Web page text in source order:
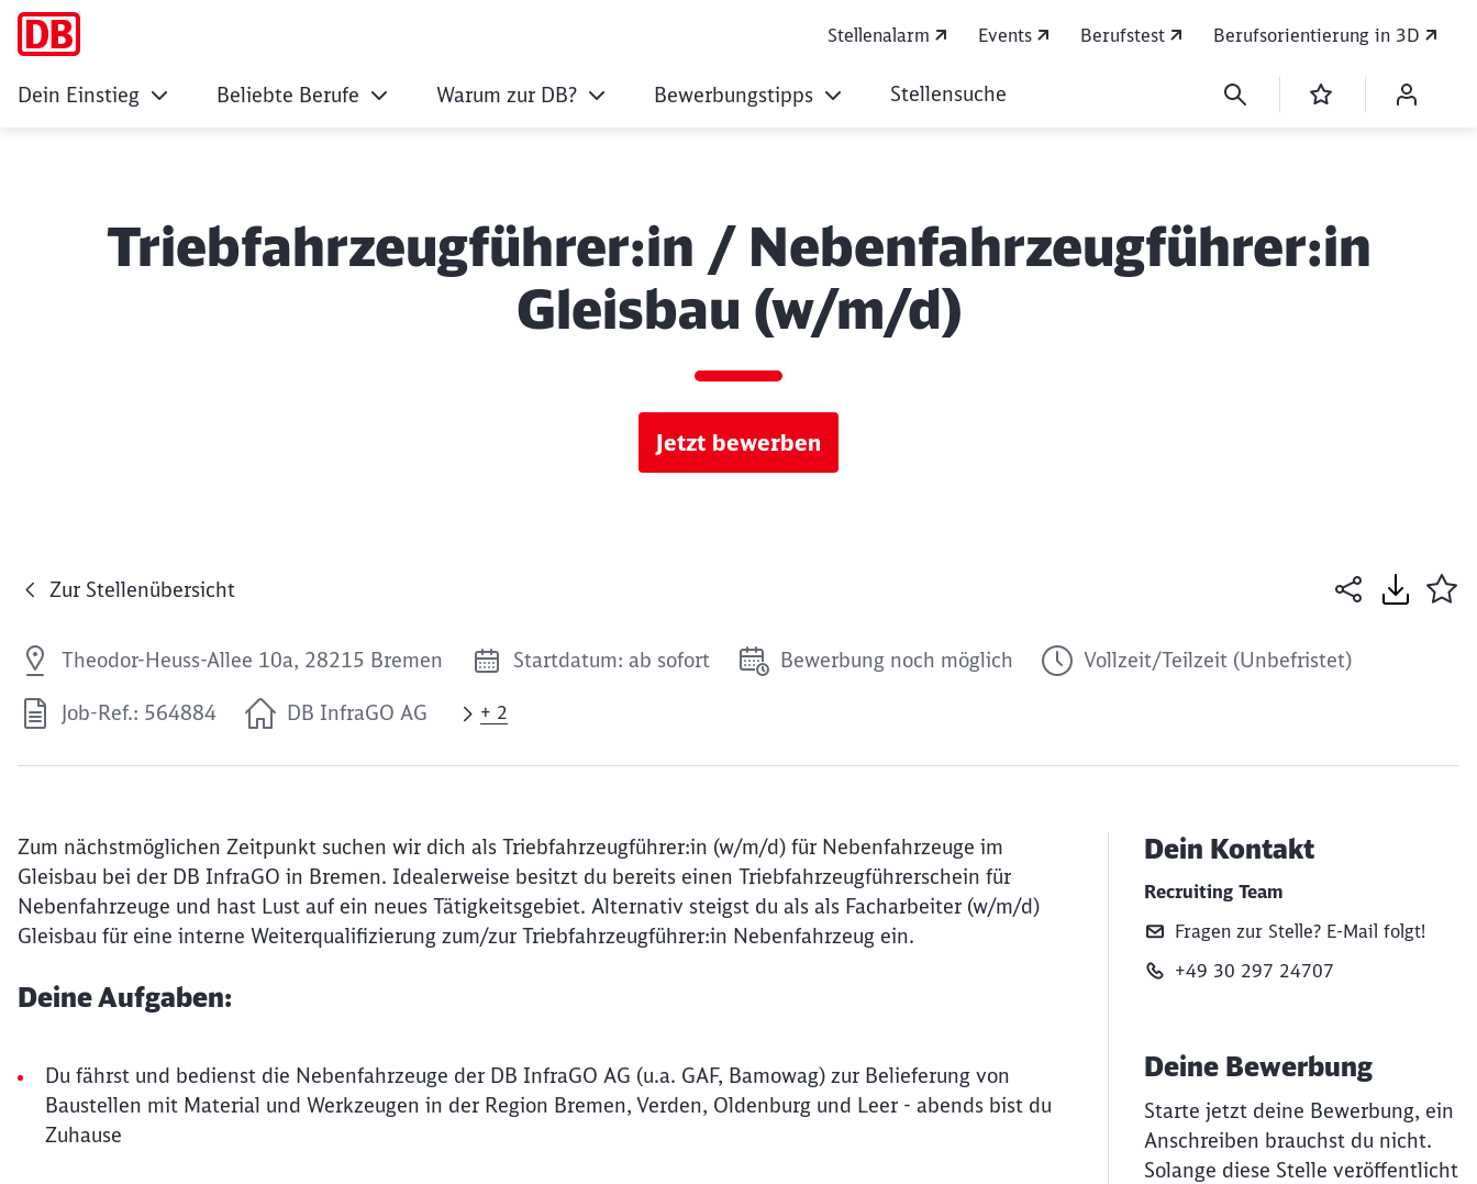
Stellenalarm Events Berufstest Berufsorientierung in 3D
Dein Einstieg Beliebte Berufe Warum zur DB? Bewerbungstipps Stellensuche
Triebfahrzeugführer:in / Nebenfahrzeugführer:in
Gleisbau (w/m/d)
Jetzt bewerben
Zur Stellenübersicht
Theodor-Heuss-Allee 10a, 28215 Bremen Startdatum: ab sofort Bewerbung noch möglich Vollzeit/Teilzeit (Unbefristet)
Job-Ref.: 564884 DB InfraGO AG + 2
Zum nächstmöglichen Zeitpunkt suchen wir dich als Triebfahrzeugführer:in (w/m/d) für Nebenfahrzeuge im
Gleisbau bei der DB InfraGO in Bremen. Idealerweise besitzt du bereits einen Triebfahrzeugführerschein für
Nebenfahrzeuge und hast Lust auf ein neues Tätigkeitsgebiet. Alternativ steigst du als als Facharbeiter (w/m/d)
Gleisbau für eine interne Weiterqualifizierung zum/zur Triebfahrzeugführer:in Nebenfahrzeug ein.
Deine Aufgaben:
Du fährst und bedienst die Nebenfahrzeuge der DB InfraGO AG (u.a. GAF, Bamowag) zur Belieferung von
Baustellen mit Material und Werkzeugen in der Region Bremen, Verden, Oldenburg und Leer - abends bist du
Zuhause
Dein Kontakt
Recruiting Team
Fragen zur Stelle? E‑Mail folgt!
+49 30 297 24707
Deine Bewerbung
Starte jetzt deine Bewerbung, ein
Anschreiben brauchst du nicht.
Solange diese Stelle veröffentlicht